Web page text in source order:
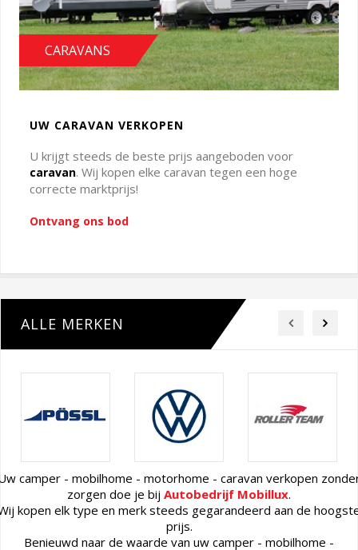
CARAVANS
UW CARAVAN VERKOPEN
U krijgt steeds de beste prijs aangeboden voor
caravan. Wij kopen elke caravan tegen een hoge
correcte marktprijs!
Ontvang ons bod
ALLE MERKEN
camper - mobilhome - motorhome - caravan verkopen
zorgen doe je bij Autobedrijf Mobillux.
kopen elk type en merk steeds gegarandeerd aan de
prijs.
Benieuwd naar de waarde van uw camper - mobilhome -